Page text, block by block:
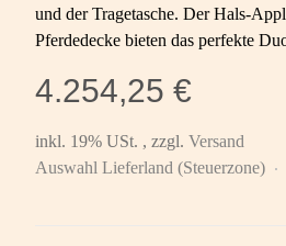
und der Tragetasche. Der Hals-
Pferdedecke bieten das perfekte
4.254,25 €
inkl. 19% USt. , zzgl. Versand
Auswahl Lieferland (Steuerzone)